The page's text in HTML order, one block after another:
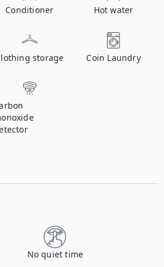
Conditioner Hot water
storage Coin Laundry
No quiet time